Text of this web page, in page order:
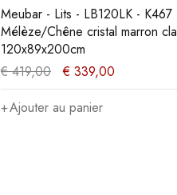
PROMO
Meubar - Lits - LB120LK - K467
Mélèze/Chêne cristal marron
120x89x200cm
€419,00 € 339,00
Ajouter au panier